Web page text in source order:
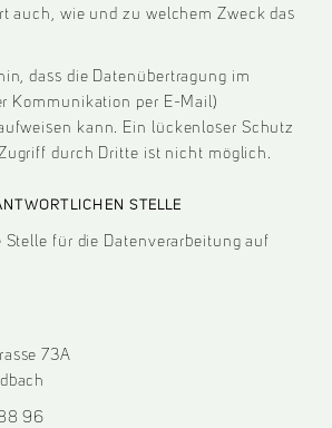
auch, wie und zu welchem Zweck das
dass die Datenübertragung im
Kommunikation per E-Mail)
kann. Ein lückenloser Schutz
durch Dritte ist nicht möglich.
STELLE
für die Datenverarbeitung auf
73A
96